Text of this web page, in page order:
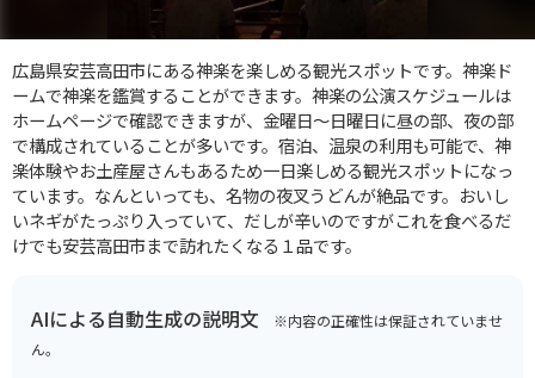
広島県安芸高田市にある神楽を楽しめる観光スポットです。神楽ド
ームで神楽を鑑賞することができます。神楽の公演スケジュールは
ホームページで確認できますが、金曜日～日曜日に昼の部、夜の部
で構成されていることが多いです。宿泊、温泉の利用も可能で、神
楽体験やお土産屋さんもあるため一日楽しめる観光スポットになっ
ています。なんといっても、名物の夜叉うどんが絶品です。おいし
いネギがたっぷり入っていて、だしが辛いのですがこれを食べるだ
けでも安芸高田市まで訪れたくなる１品です。
AIによる自動生成の説明文 ※内容の正確性は保証されていませ
ん。